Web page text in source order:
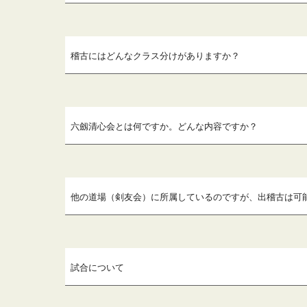
稽古にはどんなクラス分けがありますか？
六劔清心会 とは何ですか。どんな内容ですか？
他の道場（剣友会）に所属しているのですが、出稽古は可
試合について